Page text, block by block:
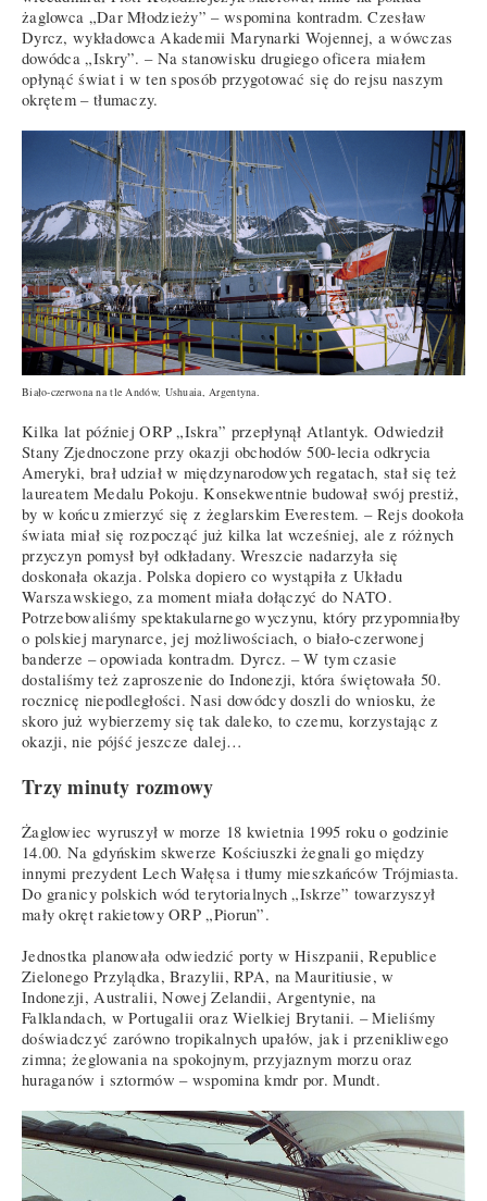
żaglowca „Dar Młodzieży” – wspomina kontradm. Czesław
Dyrcz, wykładowca Akademii Marynarki Wojennej, a wówczas
dowódca „Iskry”. – Na stanowisku drugiego oficera miałem
opłynąć świat i w ten sposób przygotować się do rejsu naszym
okrętem – tłumaczy.
Biało-czerwona na tle Andów, Ushuaia, Argentyna.
Kilka lat później ORP „Iskra” przepłynął Atlantyk. Odwiedził
Stany Zjednoczone przy okazji obchodów 500-lecia odkrycia
Ameryki, brał udział w międzynarodowych regatach, stał się też
laureatem Medalu Pokoju. Konsekwentnie budował swój prestiż,
by w końcu zmierzyć się z żeglarskim Everestem. – Rejs dookoła
świata miał się rozpocząć już kilka lat wcześniej, ale z różnych
przyczyn pomysł był odkładany. Wreszcie nadarzyła się
doskonała okazja. Polska dopiero co wystąpiła z Układu
Warszawskiego, za moment miała dołączyć do NATO.
Potrzebowaliśmy spektakularnego wyczynu, który przypomniałby
o polskiej marynarce, jej możliwościach, o biało-czerwonej
banderze – opowiada kontradm. Dyrcz. – W tym czasie
dostaliśmy też zaproszenie do Indonezji, która świętowała 50.
rocznicę niepodległości. Nasi dowódcy doszli do wniosku, że
skoro już wybierzemy się tak daleko, to czemu, korzystając z
okazji, nie pójść jeszcze dalej…
Trzy minuty rozmowy
Żaglowiec wyruszył w morze 18 kwietnia 1995 roku o godzinie
14.00. Na gdyńskim skwerze Kościuszki żegnali go między
innymi prezydent Lech Wałęsa i tłumy mieszkańców Trójmiasta.
Do granicy polskich wód terytorialnych „Iskrze” towarzyszył
mały okręt rakietowy ORP „Piorun”.
Jednostka planowała odwiedzić porty w Hiszpanii, Republice
Zielonego Przylądka, Brazylii, RPA, na Mauritiusie, w
Indonezji, Australii, Nowej Zelandii, Argentynie, na
Falklandach, w Portugalii oraz Wielkiej Brytanii. – Mieliśmy
doświadczyć zarówno tropikalnych upałów, jak i przenikliwego
zimna; żeglowania na spokojnym, przyjaznym morzu oraz
huraganów i sztormów – wspomina kmdr por. Mundt.